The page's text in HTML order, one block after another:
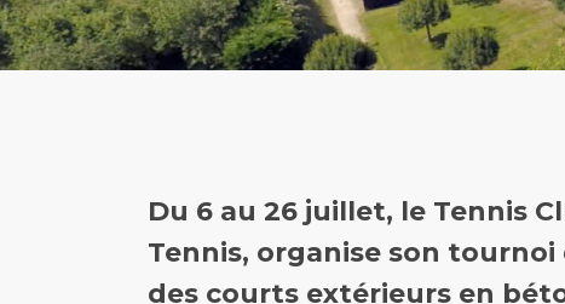
Du 6 au 26 juillet, le Tennis
Tennis, organise son tournoi
des courts extérieurs en